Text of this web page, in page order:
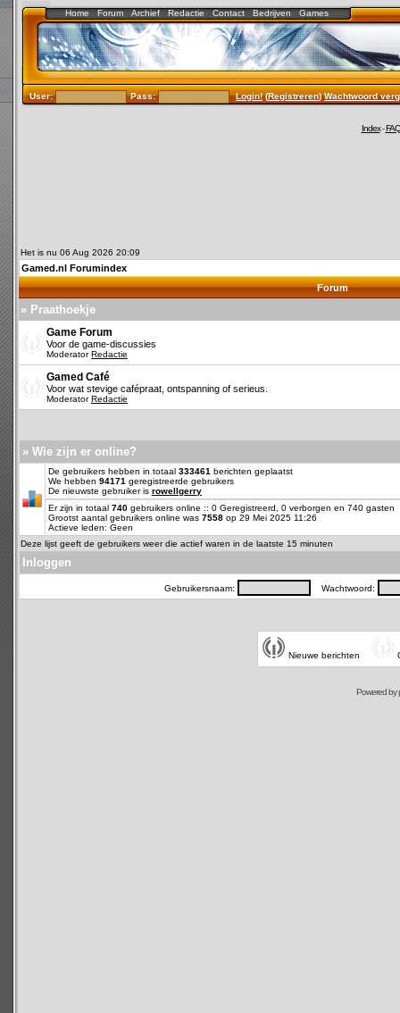
Home Forum Archief Redactie Contact Bedrijven Games
User: Pass: Login!(Registreren)Wachtwoord
Index-FAQ
Het is nu 06 Aug 2026 20:09
Gamed.nl Forumindex
Forum
» Praathoekje
Game Forum
Voor de game-discussies
ModeratorRedactie
Gamed Café
Voor wat stevige cafépraat, ontspanning of serieus.
ModeratorRedactie
» Wie zijn er online?
De gebruikers hebben in totaal 333461 berichten geplaatst
We hebben 94171 geregistreerde gebruikers
De nieuwste gebruiker is rowellgerry
Er zijn in totaal 740 gebruikers online :: 0 Geregistreerd, 0 verborgen en 740
Grootst aantal gebruikers online was 7558 op 29 Mei 2025 11:26
Actieve leden: Geen
Deze lijst geeft de gebruikers weer die actief waren in de laatste 15 minuten
Inloggen
Gebruikersnaam: Wachtwoord:
Nieuwe berichten
Powered by